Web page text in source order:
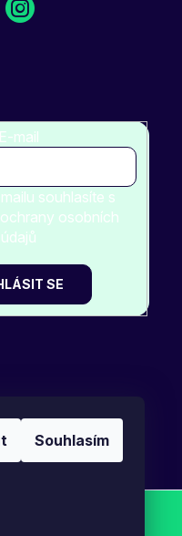
Souhlasím
E-mail
souhlasíte s
osobních
údajů
SE